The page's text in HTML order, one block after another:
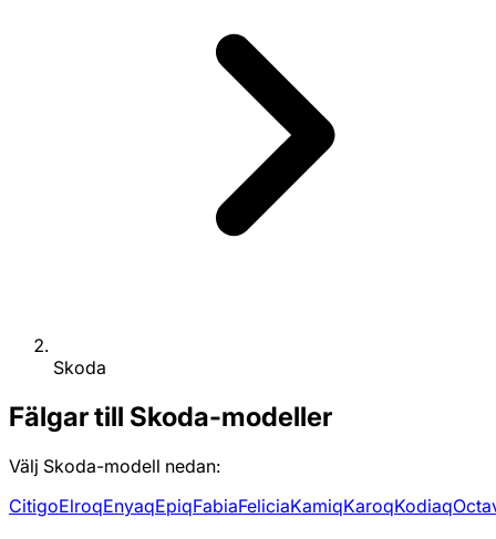
Skoda
Fälgar till Skoda-modeller
Välj Skoda-modell nedan:
CitigoElroqEnyaqEpiqFabiaFeliciaKamiqKaroqKodiaq